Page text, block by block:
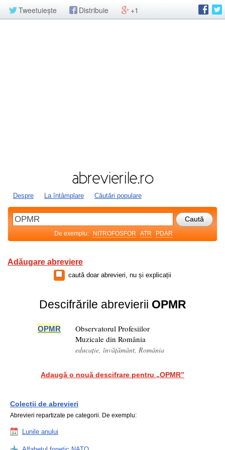
Tweetuiește Distribuie +1
Despre La întâmplare Căutări populare
De exemplu: NITROFOSFOR ATR PDAR
Adăugare abreviere
caută doar abrevieri, nu și explicații
Descifrările abrevierii OPMR
OPMR
Observatorul Profesiilor
Muzicale din România
educație, învățământ, România
Adaugă o nouă descifrare pentru „OPMR”
Colecții de abrevieri
Abrevieri repartizate pe categorii. De exemplu:
Lunile anului